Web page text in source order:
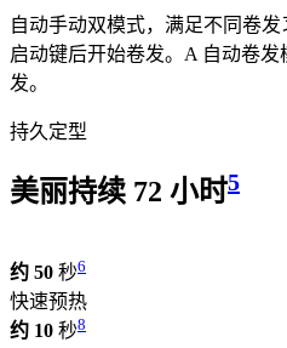
自动手动双模式，满足不同卷发
启动键后开始卷发。A 自动卷发
发。
持久定型
美丽持续 72 小时5
约 50 秒6
快速预热
约 10 秒8